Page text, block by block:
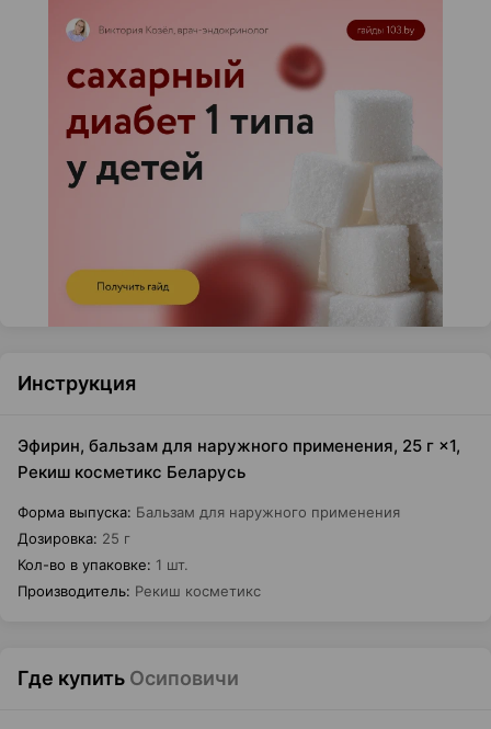
Инструкция
Эфирин, бальзам для наружного применения, 25 г ×1,
Рекиш косметикс Беларусь
Форма выпуска: Бальзам для наружного применения
Дозировка: 25 г
Кол-во в упаковке: 1 шт.
Производитель: Рекиш косметикс
Где купить Осиповичи